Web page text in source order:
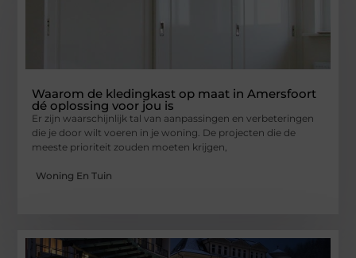
Waarom de kledingkast op maat in Amersfoort
dé oplossing voor jou is
Er zijn waarschijnlijk tal van aanpassingen en verbeteringen
die je door wilt voeren in je woning. De projecten die de
meeste prioriteit zouden moeten krijgen,
Woning En Tuin